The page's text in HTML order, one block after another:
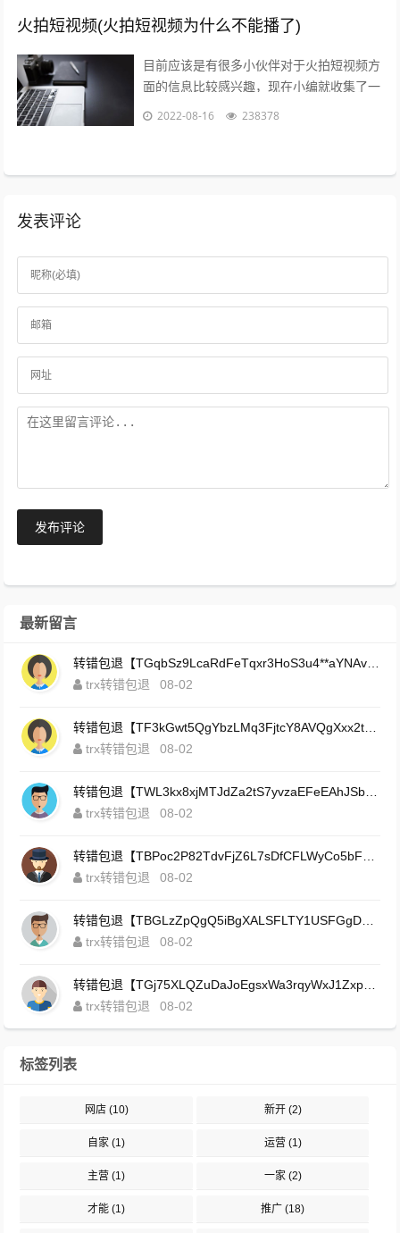
火拍短视频(火拍短视频为什么不能播了)
目前应该是有很多小伙伴对于火拍短视频方
面的信息比较感兴趣，现在小编就收集了一
些与火拍短视频为什么不能播了相关的信息
2022-08-16 238378
发表评论
发布评论
最新留言
trx转错包退
08-02
trx转错包退
08-02
trx转错包退
08-02
trx转错包退
08-02
trx转错包退
08-02
trx转错包退
08-02
标签列表
网店(10) 新开(2)
自家 (1) 运营 (1)
主营 (1) 一家(2)
才能 (1) 推广 (18)